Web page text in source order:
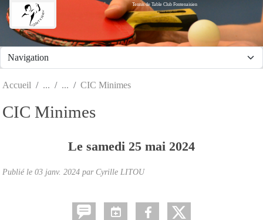
Tennis de Table Club Fontenaisien
Accueil CIC Minimes
CIC Minimes
Le samedi 25 mai 2024
Publié le 03 janv. 2024 par Cyrille LITOU
Panneau de gestion des cookies